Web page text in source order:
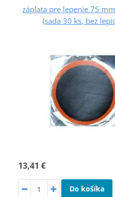
záplata pre lepenie 75
(sada 30 ks, bez
13,41 €
Do košíka